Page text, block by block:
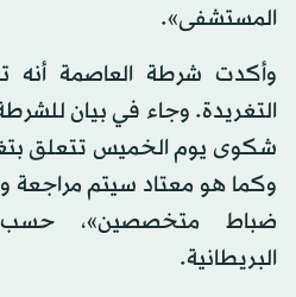
المستشفى».
وأكدت شرطة العاصمة
التغريدة. وجاء في بيان
شكوى يوم الخميس تتعلق
وكما هو معتاد سيتم مراجعة
ضباط متخصصين»، حسب
البريطانية.